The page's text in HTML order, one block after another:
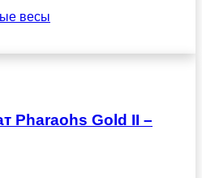
Pharaohs Gold II –